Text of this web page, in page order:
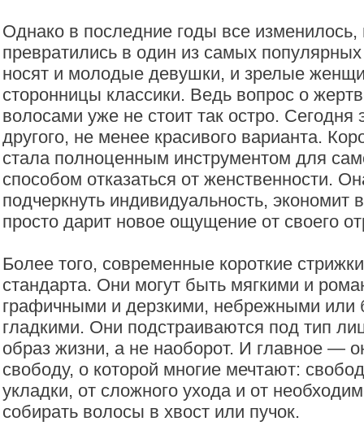
Однако в последние годы все изменилось,
превратились в один из самых
носят и молодые девушки, и зрелые
сторонницы классики. Ведь вопрос о
волосами уже не стоит так остро. Сегодня
другого, не менее красивого варианта.
стала полноценным инструментом для
способом отказаться от женственности.
подчеркнуть индивидуальность, экономит
просто дарит новое ощущение от своего
Более того, современные короткие
стандарта. Они могут быть мягкими и
графичными и дерзкими, небрежными или
гладкими. Они подстраиваются под тип
образ жизни, а не наоборот. И главное —
свободу, о которой многие мечтают:
укладки, от сложного ухода и от
собирать волосы в хвост или пучок.